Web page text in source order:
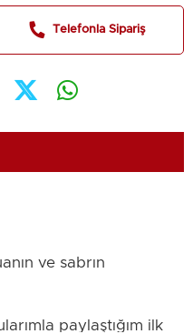
Telefonla Sipariş
ve sabrın
paylaştığım ilk